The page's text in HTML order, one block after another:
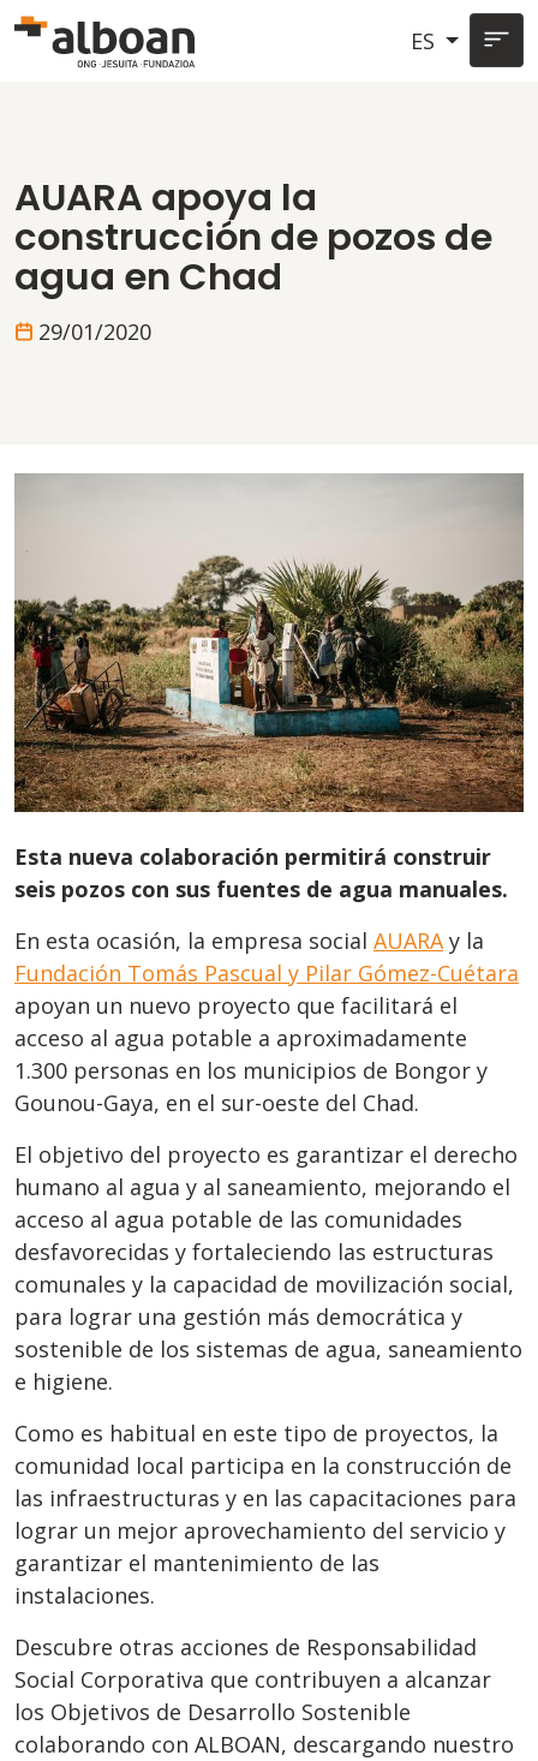
Pasar al contenido principal
ES
AUARA apoya la
construcción de pozos de
agua en Chad
29/01/2020
Esta nueva colaboración permitirá construir
seis pozos con sus fuentes de agua manuales.
En esta ocasión, la empresa social AUARAy la
Fundación Tomás Pascual y Pilar Gómez-Cuétara
apoyan un nuevo proyecto que facilitará el
acceso al agua potable a aproximadamente
1.300 personas en los municipios de Bongor y
Gounou-Gaya, en el sur-oeste del Chad.
El objetivo del proyecto es garantizar el derecho
humano al agua y al saneamiento, mejorando el
acceso al agua potable de las comunidades
desfavorecidas y fortaleciendo las estructuras
comunales y la capacidad de movilización social,
para lograr una gestión más democrática y
sostenible de los sistemas de agua, saneamiento
e higiene.
Como es habitual en este tipo de proyectos, la
comunidad local participa en la construcción de
las infraestructuras y en las capacitaciones para
lograr un mejor aprovechamiento del servicio y
garantizar el mantenimiento de las
instalaciones.
Descubre otras acciones de Responsabilidad
Social Corporativa que contribuyen a alcanzar
los Objetivos de Desarrollo Sostenible
colaborando con ALBOAN, descargando nuestro